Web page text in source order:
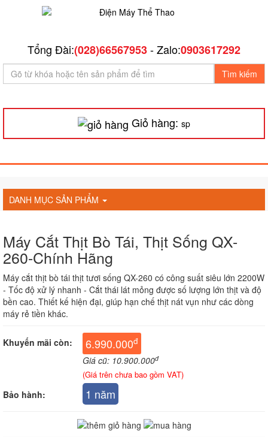
Tổng Đài:(028)66567953- Zalo:0903617292
Tìm kiếm
Giỏ hàng: sp
DANH MỤC SẢN PHẨM
Máy Cắt Thịt Bò Tái, Thịt Sống QX-
260-Chính Hãng
Máy cắt thịt bò tái thịt tươi sống QX-260 có công suất siêu lớn 2200W
- Tốc độ xử lý nhanh - Cắt thái lát mỏng được số lượng lớn thịt và độ
bền cao. Thiết kế hiện đại, giúp hạn chế thịt nát vụn như các dòng
máy rẻ tiền khác.
Khuyến mãi còn: 6.990.000đ
Giá cũ: 10.900.000đ
(Giá trên chưa bao gồm VAT)
Bảo hành: 1 năm